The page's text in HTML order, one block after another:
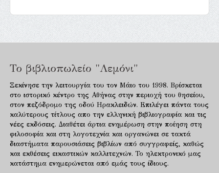
Το βιβλιοπωλείο "Λεμόνι"
Ξεκίνησε την λειτουργία του τον Μάιο του 1998. Βρίσκεται
στο ιστορικό κέντρο της Αθήνας στην περιοχή του θησείου,
στον πεζόδρομο της οδού Ηρακλειδών. Επιλέγει πάντα τους
καλύτερους τίτλους απο την ελληνική βιβλιογραφία και τις
νέες εκδόσεις. Διαθέτει άρτια ενημέρωση στην ποίηση στη
φιλοσοφία και στη λογοτεχνία και οργανώνει σε τακτά
διαστήματα παρουσιάσεις βιβλίων από συγγραφείς, καθώς
και εκθέσεις εικαστικών καλλιτεχνών. Το ηλεκτρονικό μας
κατάστημα ενημερώνεται από εμάς τους ίδιους.